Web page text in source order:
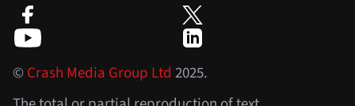
©Crash Media Group Ltd 2025.